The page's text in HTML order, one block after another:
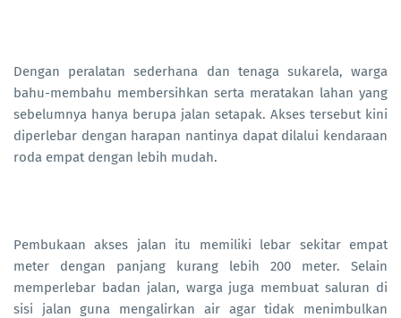
Dengan peralatan sederhana dan tenaga sukarela, warga
bahu-membahu membersihkan serta meratakan lahan yang
sebelumnya hanya berupa jalan setapak. Akses tersebut kini
diperlebar dengan harapan nantinya dapat dilalui kendaraan
roda empat dengan lebih mudah.
Pembukaan akses jalan itu memiliki lebar sekitar empat
meter dengan panjang kurang lebih 200 meter. Selain
memperlebar badan jalan, warga juga membuat saluran di
sisi jalan guna mengalirkan air agar tidak menimbulkan